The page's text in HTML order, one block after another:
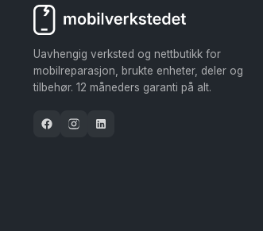
Uavhengig verksted og nettbutikk for
mobilreparasjon, brukte enheter, deler og
tilbehør. 12 måneders garanti på alt.